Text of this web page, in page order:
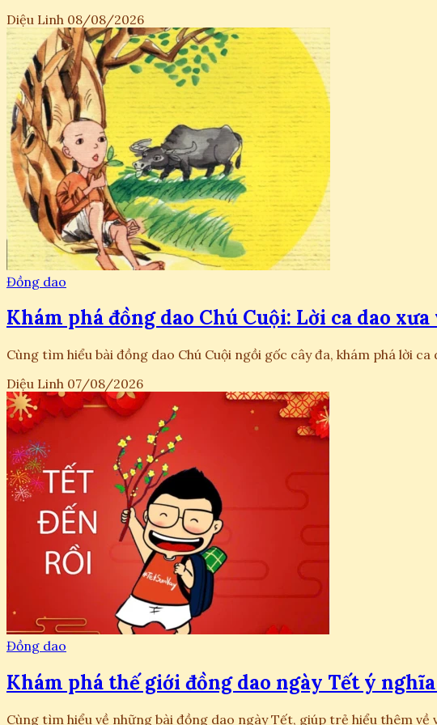
Diệu Linh 08/08/2026
Đồng dao
Khám phá đồng dao Chú Cuội: Lời ca dao
Cùng tìm hiểu bài đồng dao Chú Cuội ngồi gốc cây đa, khám phá lời
Diệu Linh 07/08/2026
Đồng dao
Khám phá thế giới đồng dao ngày Tết ý
Cùng tìm hiểu về những bài đồng dao ngày Tết, giúp trẻ hiểu thêm